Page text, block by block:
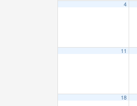
4
11
18